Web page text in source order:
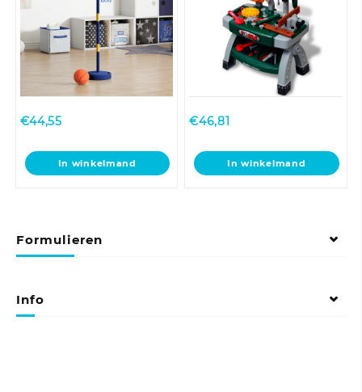
productpagina
€44,55
In winkelmand
€46,81
In winkelmand
Formulieren
Info